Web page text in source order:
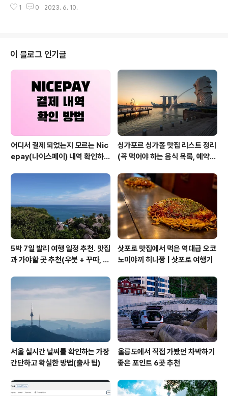
앤비 숙소에서 4일을 머물다. 베트남 하노이에서 머물렀던
트남 식의 아침 식사를 할 수 있는 식당들이 여러 곳 있었는
동안 2번을 방문할 수 있었다. 분짜 흐엉리엔이라는 식당
은 원래도 현지인들에게 인기가 많았던 식당이었으나, 20
16년 미국 대통령 오바마가 베트남 순방 시, 이 식당을 방
문하면서 현지인들과 여행객 모두에게 유명한 식당이 되었
다. 나는 두 번의 분짜 흐엉리엔 방문을 하면서 두 번 모두
분짜 스페셜과 해산물 스프..
1 0 2023. 6. 10.
이 블로그 인기글
어디서 결제 되었는지 모르는 Nic
epay(나이스페이) 내역 확인하는
싱가포르 싱가폴 맛집 리스트 정리
(꼭 먹어야 하는 음식 목록, 예약
5박 7일 발리 여행 일정 추천. 맛집
과 가야할 곳 추천(우붓 + 꾸따, 세
삿포로 맛집에서 먹은 역대급 오코
노미야끼 히나짱 | 삿포로 여행기
서울 실시간 날씨를 확인하는 가장
간단하고 확실한 방법(출사 팁)
울릉도에서 직접 가봤던 차박하기
좋은 포인트 6곳 추천